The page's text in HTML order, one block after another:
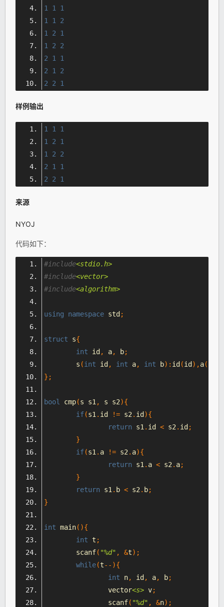
1
1
1
1
1
2
1
2
1
1
2
2
2
1
1
2
1
2
2
2 1
样例输出
1 1
1
1
2
1
1
2
2
2
1
1
2
2 1
来源
NYOJ
代码如下：
#include<stdio.h>
#include<vector>
#include<algorithm>
using namespace std ;
struct s{
int id , a, b;
	s
(int id , int a, int b): id (id ),a(
};
bool cmp(s s1 , s s2){
if(s1 . id != s2 . id ){
return s1 . id < s2 . id ;
}
if(s1 . a != s2 . a){
return s1 . a < s2 . a;
}
return s1 . b < s2 . b;
}
int main(){
int t ;
	scanf
( "%d" , &t);
while(t--){
int n, id , a, b;
		vector
<s> v;
		scanf
( "%d" , &n);